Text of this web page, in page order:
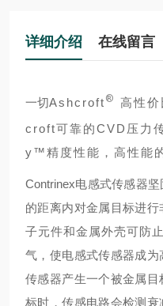
详细介绍 在线留言
一切Ashcroft ® 高性
croft可靠的CVD压力
y™精度性能，高性能
Contrinex电感式传感器
的距离内对金属目标进
子元件和金属外壳可防
气，使电感式传感器成
传感器产生一个被金属
标时，传感电路会检测